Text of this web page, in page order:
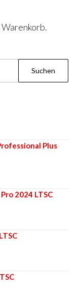
Plus
2024 LTSC